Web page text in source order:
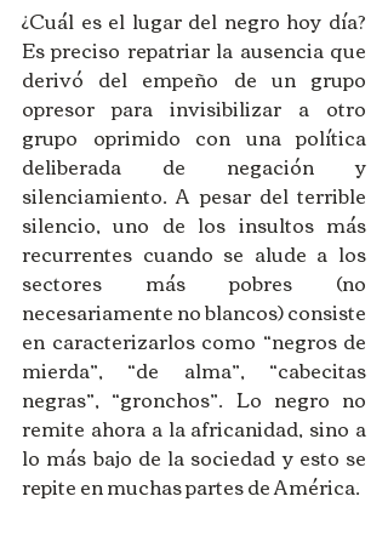
¿Cuál es el lugar del negro hoy día?
Es preciso repatriar la ausencia que
derivó del empeño de un grupo
opresor para invisibilizar a otro
grupo oprimido con una política
deliberada de negación y
silenciamiento. A pesar del terrible
silencio, uno de los insultos más
recurrentes cuando se alude a los
sectores más pobres (no
necesariamente no blancos) consiste
en caracterizarlos como “negros de
mierda”, “de alma”, “cabecitas
negras”, “gronchos”. Lo negro no
remite ahora a la africanidad, sino a
lo más bajo de la sociedad y esto se
repite en muchas partes de América.